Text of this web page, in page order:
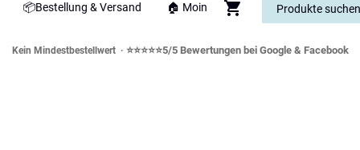
📦Bestellung & Versand 🏠 Moin
Kein Mindestbestellwert · ⭐⭐⭐⭐⭐5/5 Bewertungen bei Google & Facebook